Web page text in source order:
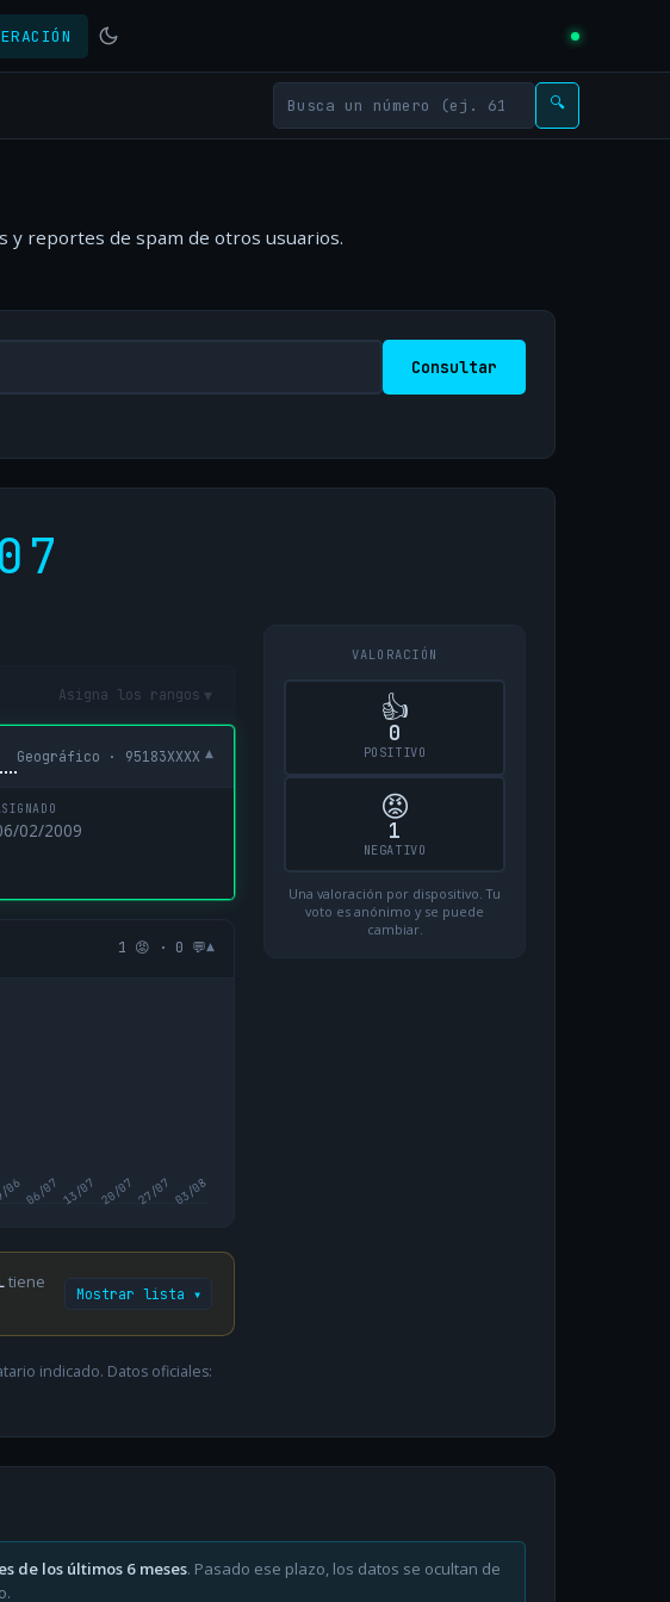
🔍
y reportes de spam de otros usuarios.
Consultar
Asigna los rangos ▾
Geográfico · 95183XXXX ▾
02/2009
1 😡 · 0 💬▾
0606/07 13/07 20/07 27/07 03/08
tiene
Mostrar lista ▾
indicado. Datos oficiales:
VALORACIÓN
👍
0
POSITIVO
😡
1
NEGATIVO
Una valoración por dispositivo. Tu
voto es anónimo y se puede
cambiar.
de los últimos 6 meses. Pasado ese plazo, los datos se ocultan de